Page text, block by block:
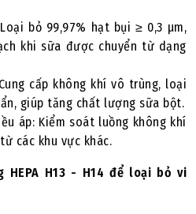
Loại bỏ 99,97% hạt bụi ≥ 0,3 µm,
khi sữa được chuyển từ dạng
Cung cấp không khí vô trùng, loại
giúp tăng chất lượng sữa bột.
áp: Kiểm soát luồng không khí
các khu vực khác.
HEPA H13 - H14 để loại bỏ vi